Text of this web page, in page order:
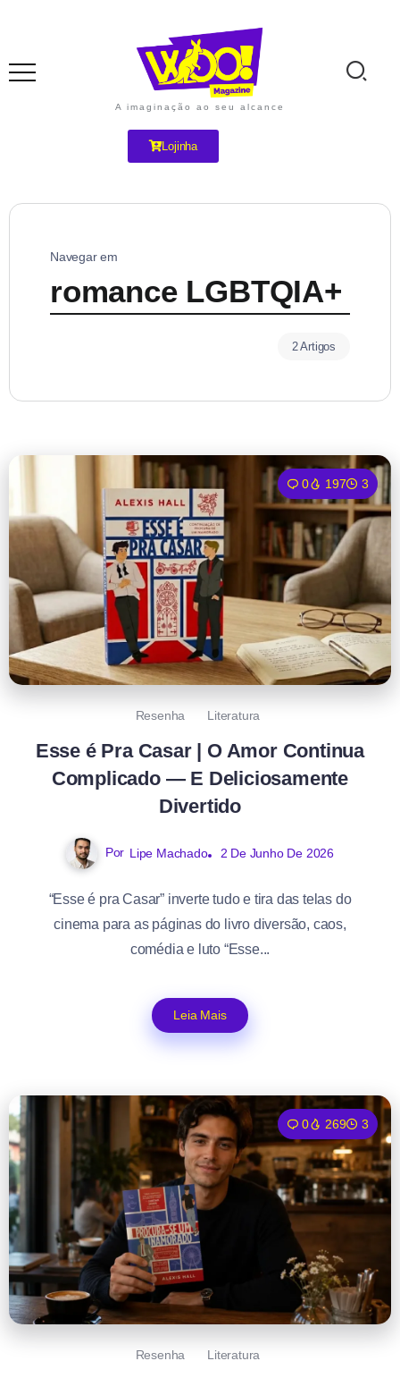
A imaginação ao seu alcance
Lojinha
Navegar em
romance LGBTQIA+
2 Artigos
0 197 3
Resenha Literatura
Esse é Pra Casar | O Amor Continua
Complicado — E Deliciosamente
Divertido
Por Lipe Machado 2 De Junho De 2026
“Esse é pra Casar” inverte tudo e tira das telas do
cinema para as páginas do livro diversão, caos,
comédia e luto “Esse...
Leia Mais
0 269 3
Resenha Literatura